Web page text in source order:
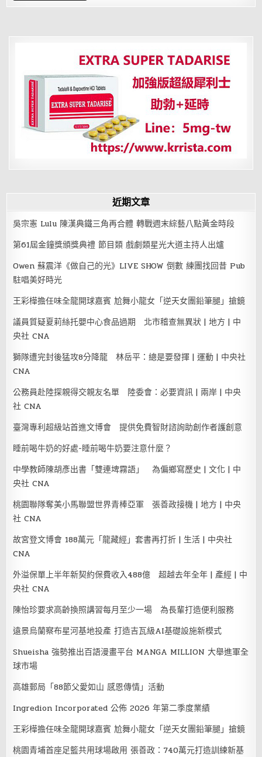
星
二
——
夫
妻
宮
近期文章
吳宗憲 Lulu 陳漢典鐵三角再合體 轉戰週末綜藝八點黃金時段
第61屆金鐘獎頒獎典禮 節目類 戲劇類星光大道主持人出爐
Owen 蘇震洋《做自己的光》LIVE SHOW 倒數 練團找回昔 Pub
駐唱美好時光
王彩樺擔任味全龍開球嘉賓 尬舞小龍女「逆天女團鉛筆腿」搶鏡
議員質疑夏莉絲托嬰中心食品過期 北市稽查無異狀 | 地方 | 中
央社 CNA
獅隊遭完封後猛攻8分降龍 林岳平：總是要發揮 | 運動 | 中央社
CNA
公務員赴陸探親得交親友名單 陸委會：必要資訊 | 兩岸 | 中央
社 CNA
臺灣專利超級站首進文博會 提供免費智財諮詢助創作者護創意
睡前喝牛奶的好處-睡前喝牛奶要注意什麼？
中學教師陳胡彥出書「雙連埤霧語」 為偏鄉寫歷史 | 文化 | 中
央社 CNA
桃園聯隊奪美小馬聯盟世界青棒亞軍 張善政接機 | 地方 | 中央
社 CNA
故宮登文博會 188萬元「龍藏經」套書再打折 | 生活 | 中央社
CNA
外溢保單上半年新契約保費收入488億 超越去年全年 | 產經 | 中
央社 CNA
陳怡珍要求高齡換照講習每月至少一場 為長輩打造便利服務
遠景烏蘭察布星河基地投產 打造吉瓦級AI基礎設施新模式
Shueisha 強勢推出百語漫畫平台 MANGA MILLION 大舉進軍全
球市場
高雄郵局「88節父愛如山 感恩傳情」活動
Ingredion Incorporated 公佈 2026 年第二季度業績
王彩樺擔任味全龍開球嘉賓 尬舞小龍女「逆天女團鉛筆腿」搶鏡
桃園青埔首座足籃共用球場啟用 張善政：740萬元打造訓練新基